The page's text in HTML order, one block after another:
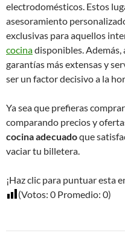
electrodomésticos. Estos
asesoramiento
exclusivas para aquellos
cocinadisponibles. Además,
garantías más extensas y
ser un factor decisivo a la
Ya sea que prefieras
comparando precios y
cocina adecuadoque
vaciar tu billetera.
¡Haz clic para puntuar esta
(Votos: 0 Promedio: 0)